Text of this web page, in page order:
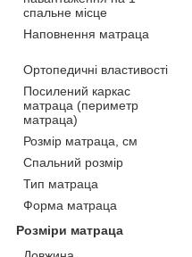
спальне місце
Наповнення матраца
Ортопедичні властивості
Посилений каркас
матраца (периметр
матраца)
Розмір матраца, см
Спальний розмір
Тип матраца
Форма матраца
Розміри матраца